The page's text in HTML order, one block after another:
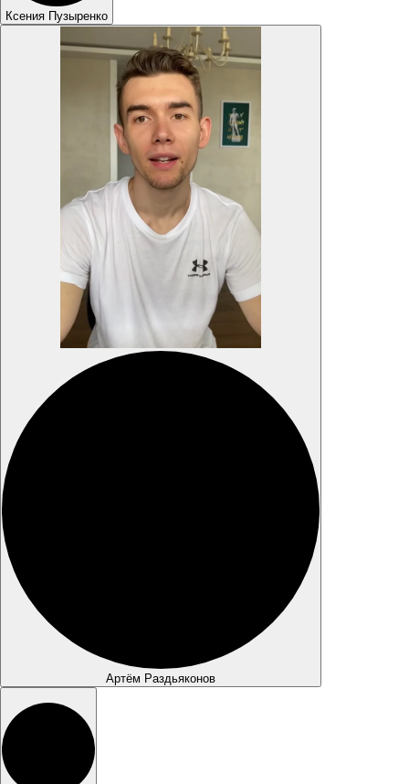
Ксения Пузыренко
Артём Раздьяконов